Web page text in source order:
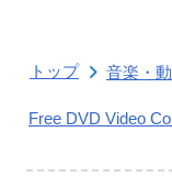
トップ 音楽・
Free DVD Video